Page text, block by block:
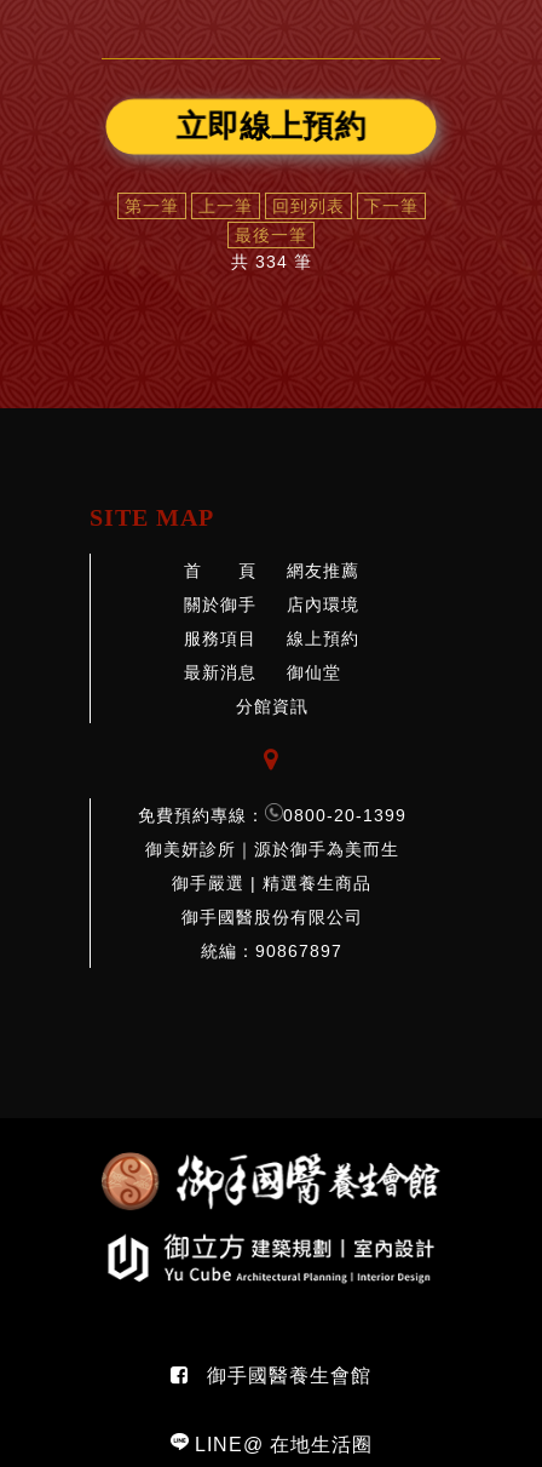
立即線上預約
第一筆 上一筆 回到列表
下一筆
最後一筆
共 334 筆
SITE MAP
首 頁
網友推薦
關於御手
店內環境
服務項目
線上預約
最新消息
御仙堂
分館資訊

免費預約專線：
0800-20-1399
御美妍診所｜源於御手為美而生
御手嚴選 | 精選養生商品
御手國醫股份有限公司
統編：90867897
御手國醫養生會館
LINE@ 在地生活圈